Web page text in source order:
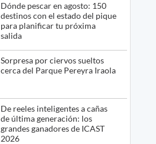
Dónde pescar en agosto: 150
destinos con el estado del pique
para planificar tu próxima
salida
Sorpresa por ciervos sueltos
cerca del Parque Pereyra Iraola
De reeles inteligentes a cañas
de última generación: los
grandes ganadores de ICAST
2026